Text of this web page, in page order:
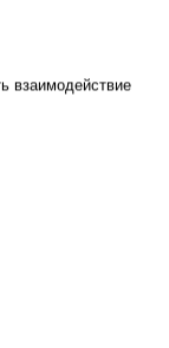
взаимодействие